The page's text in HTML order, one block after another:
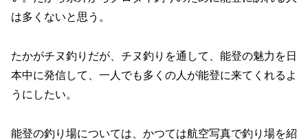
は多くないと思う。
たかがチヌ釣りだが、チヌ釣りを通して、能登の魅力を日
本中に発信して、一人でも多くの人が能登に来てくれるよ
うにしたい。
能登の釣り場については、かつては航空写真で釣り場を紹